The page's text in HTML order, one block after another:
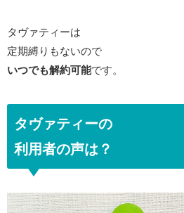
タヴァティーは
定期縛りもないので
いつでも解約可能です。
タヴァティーの
利用者の声は？